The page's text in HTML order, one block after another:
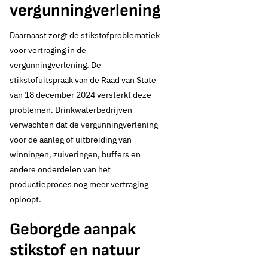
Drinkwaterbronnen en landbouw
vergunningverlening
Daarnaast zorgt de stikstofproblematiek
voor vertraging in de
vergunningverlening. De
stikstofuitspraak van de Raad van State
van 18 december 2024 versterkt deze
problemen. Drinkwaterbedrijven
verwachten dat de vergunningverlening
voor de aanleg of uitbreiding van
winningen, zuiveringen, buffers en
andere onderdelen van het
productieproces nog meer vertraging
oploopt.
Geborgde aanpak
stikstof en natuur